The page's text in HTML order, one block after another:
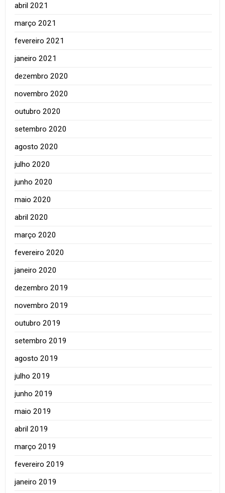
abril 2021
março 2021
fevereiro 2021
janeiro 2021
dezembro 2020
novembro 2020
outubro 2020
setembro 2020
agosto 2020
julho 2020
junho 2020
maio 2020
abril 2020
março 2020
fevereiro 2020
janeiro 2020
dezembro 2019
novembro 2019
outubro 2019
setembro 2019
agosto 2019
julho 2019
junho 2019
maio 2019
abril 2019
março 2019
fevereiro 2019
janeiro 2019